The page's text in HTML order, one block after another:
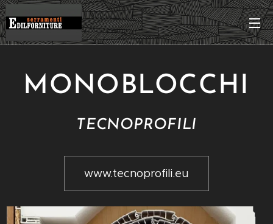
MONOBLOCCHI
TECNOPROFILI
www.tecnoprofili.eu